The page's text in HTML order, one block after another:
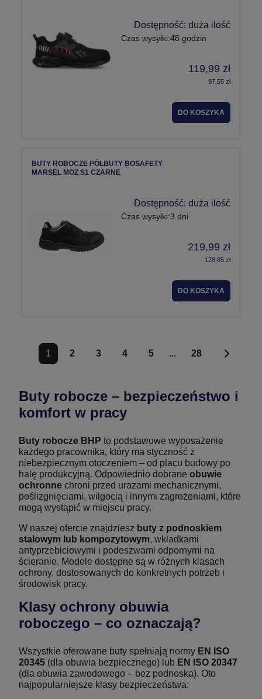
Dostępność: duża ilość
Czas wysyłki:48 godzin
119,99 zł
97,55 zł
DO KOSZYKA
BUTY ROBOCZE PÓŁBUTY BOSAFETY
MARSEL MOZ S1 CZARNE
Dostępność: duża ilość
Czas wysyłki:3 dni
219,99 zł
178,85 zł
DO KOSZYKA
1 2 3 4 5 ... 28
Buty robocze – bezpieczeństwo i
komfort w pracy
Buty robocze BHP to podstawowe wyposażenie
każdego pracownika, który ma styczność z
niebezpiecznym otoczeniem – od placu budowy po
halę produkcyjną. Odpowiednio dobrane obuwie
ochronne chroni przed urazami mechanicznymi,
poślizgnięciami, wilgocią i innymi zagrożeniami, które
mogą wystąpić w miejscu pracy.
W naszej ofercie znajdziesz buty z podnoskiem
stalowym lub kompozytowym, wkładkami
antyprzebiciowymi i podeszwami odpornymi na
ścieranie. Modele dostępne są w różnych klasach
ochrony, dostosowanych do konkretnych potrzeb i
środowisk pracy.
Klasy ochrony obuwia
roboczego – co oznaczają?
Wszystkie oferowane buty spełniają normy EN ISO
20345 (dla obuwia bezpiecznego) lub EN ISO 20347
(dla obuwia zawodowego – bez podnoska). Oto
najpopularniejsze klasy bezpieczeństwa: